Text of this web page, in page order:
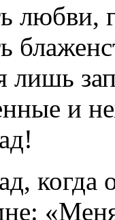
любви,
лишь
и
когда